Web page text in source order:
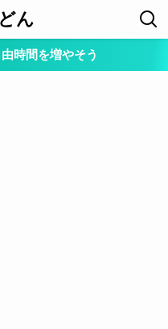
ん
時間を増やそう